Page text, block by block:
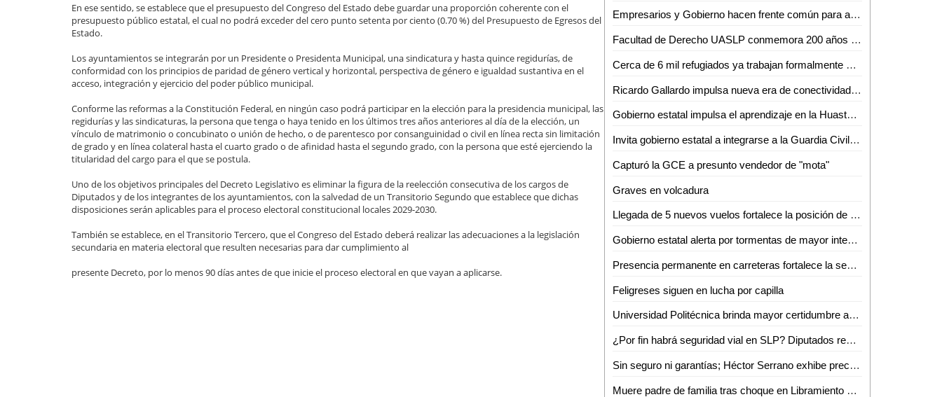
En ese sentido, se establece que el presupuesto del Congreso del Estado debe guardar una proporción coherente con el
presupuesto público estatal, el cual no podrá exceder del cero punto setenta por ciento (0.70 %) del Presupuesto de Egresos del
Estado.
Los ayuntamientos se integrarán por un Presidente o Presidenta Municipal, una sindicatura y hasta quince regidurías, de
conformidad con los principios de paridad de género vertical y horizontal, perspectiva de género e igualdad sustantiva en el
acceso, integración y ejercicio del poder público municipal.
Conforme las reformas a la Constitución Federal, en ningún caso podrá participar en la elección para la presidencia municipal, las
regidurías y las sindicaturas, la persona que tenga o haya tenido en los últimos tres años anteriores al día de la elección, un
vínculo de matrimonio o concubinato o unión de hecho, o de parentesco por consanguinidad o civil en línea recta sin limitación
de grado y en línea colateral hasta el cuarto grado o de afinidad hasta el segundo grado, con la persona que esté ejerciendo la
titularidad del cargo para el que se postula.
Uno de los objetivos principales del Decreto Legislativo es eliminar la figura de la reelección consecutiva de los cargos de
Diputados y de los integrantes de los ayuntamientos, con la salvedad de un Transitorio Segundo que establece que dichas
disposiciones serán aplicables para el proceso electoral constitucional locales 2029-2030.
También se establece, en el Transitorio Tercero, que el Congreso del Estado deberá realizar las adecuaciones a la legislación
secundaria en materia electoral que resulten necesarias para dar cumplimiento al
presente Decreto, por lo menos 90 días antes de que inicie el proceso electoral en que vayan a aplicarse.
Empresarios y Gobierno hacen frente común para atraer nuevas empresas a SLP
Facultad de Derecho UASLP conmemora 200 años de la primera Cátedra Prima de Leyes
Cerca de 6 mil refugiados ya trabajan formalmente en SLP
Ricardo Gallardo impulsa nueva era de conectividad con ampliación de rutas de Volaris
Gobierno estatal impulsa el aprendizaje en la Huasteca
Invita gobierno estatal a integrarse a la Guardia Civil Estatal
Capturó la GCE a presunto vendedor de "mota"
Graves en volcadura
Llegada de 5 nuevos vuelos fortalece la posición de SLP como destino turístico y de negocios
Gobierno estatal alerta por tormentas de mayor intensidad durante la noche
Presencia permanente en carreteras fortalece la seguridad de las familias potosinas
Feligreses siguen en lucha por capilla
Universidad Politécnica brinda mayor certidumbre a estudiantes
¿Por fin habrá seguridad vial en SLP? Diputados revisan a marchas forzadas "Ley Santi"
Sin seguro ni garantías; Héctor Serrano exhibe precaria realidad de prensa potosina
Muere padre de familia tras choque en Libramiento Poniente; su hijo continúa grave